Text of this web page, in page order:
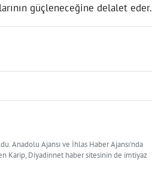
güçleneceğine delalet eder.
Anadolu Ajansı ve İhlas Haber Ajansı'nda
Karip, Diyadinnet haber sitesinin de imtiyaz